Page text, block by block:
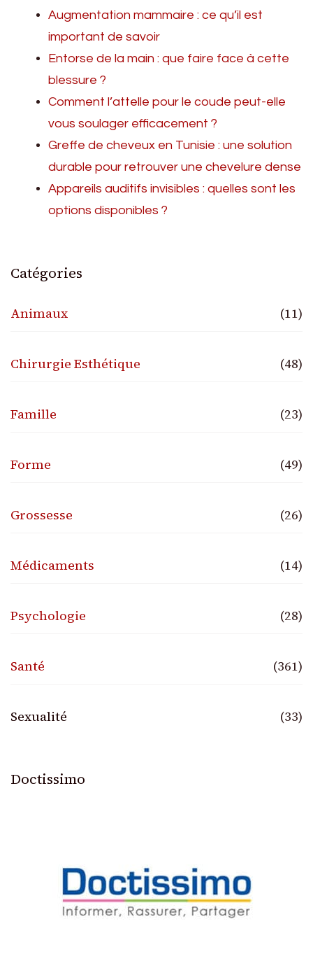
Augmentation mammaire : ce qu’il est
important de savoir
Entorse de la main : que faire face à cette
blessure ?
Comment l’attelle pour le coude peut-elle
vous soulager efficacement ?
Greffe de cheveux en Tunisie : une solution
durable pour retrouver une chevelure dense
Appareils auditifs invisibles : quelles sont les
options disponibles ?
Catégories
Animaux (11)
Chirurgie Esthétique (48)
Famille (23)
Forme (49)
Grossesse (26)
Médicaments (14)
Psychologie (28)
Santé (361)
Sexualité (33)
Doctissimo